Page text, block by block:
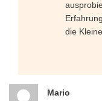
die
Mario